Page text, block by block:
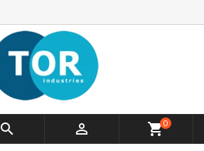
  shopping_cart0